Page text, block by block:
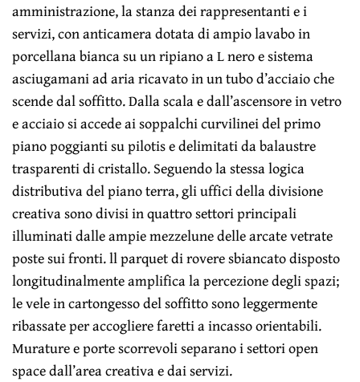
amministrazione, la stanza dei rappresentanti e i
servizi, con anticamera dotata di ampio lavabo in
porcellana bianca su un ripiano a L nero e sistema
asciugamani ad aria ricavato in un tubo d’acciaio che
scende dal soffitto. Dalla scala e dall’ascensore in vetro
e acciaio si accede ai soppalchi curvilinei del primo
piano poggianti su pilotis e delimitati da balaustre
trasparenti di cristallo. Seguendo la stessa logica
distributiva del piano terra, gli uffici della divisione
creativa sono divisi in quattro settori principali
illuminati dalle ampie mezzelune delle arcate vetrate
poste sui fronti. ll parquet di rovere sbiancato disposto
longitudinalmente amplifica la percezione degli spazi;
le vele in cartongesso del soffitto sono leggermente
ribassate per accogliere faretti a incasso orientabili.
Murature e porte scorrevoli separano i settori open
space dall’area creativa e dai servizi.